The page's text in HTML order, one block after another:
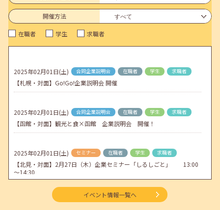
2026年05月01日(金) jobcafeからのお知らせ
連休前後（ゴールデンウィーク）のメールキャリア・アドバイス対応
についてのお知らせ
2026年04月02日(木) jobcafeからのお知らせ
開催方法
在職者 学生 求職者
2025年02月01日(土) 合同企業説明会 在職者 学生 求職者
【札幌・対面】Go!Go!企業説明会 開催
2025年02月01日(土) 合同企業説明会 在職者 学生 求職者
【函館・対面】観光と食×函館 企業説明会 開催！
2025年02月01日(土) セミナー 在職者 学生 求職者
【北見・対面】2月27日（木）企業セミナー「しるしごと」 13:00
～14:30
2025年02月01日(土) セミナー 学生
イベント情報一覧へ